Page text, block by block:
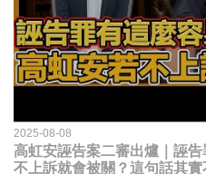
2025-08-08
高虹安誣告案二審出爐｜誣
不上訴就會被關？這句話其實